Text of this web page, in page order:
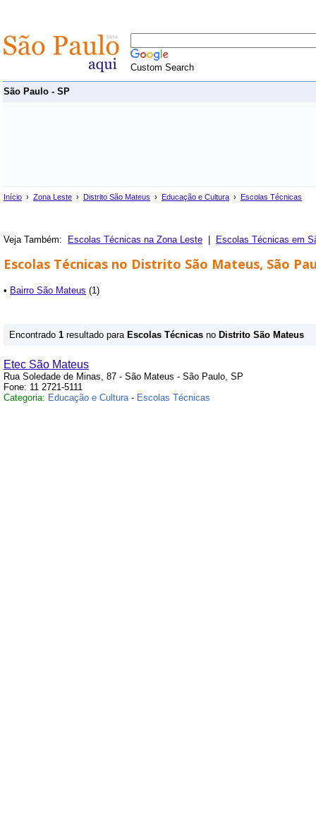
Custom Search
São Paulo - SP
Início › Zona Leste › Distrito São Mateus › Educação e Cultura › Escolas Técnicas
Veja Também: Escolas Técnicas na Zona Leste Escolas Técnicas em
Escolas Técnicas no Distrito São Mateus, São
• Bairro São Mateus (1)
Encontrado 1 resultado para Escolas Técnicas no Distrito São Mateus
Etec São Mateus
Rua Soledade de Minas, 87 - São Mateus - São Paulo, SP
Fone: 11 2721-5111
Categoria: Educação e Cultura- Escolas Técnicas